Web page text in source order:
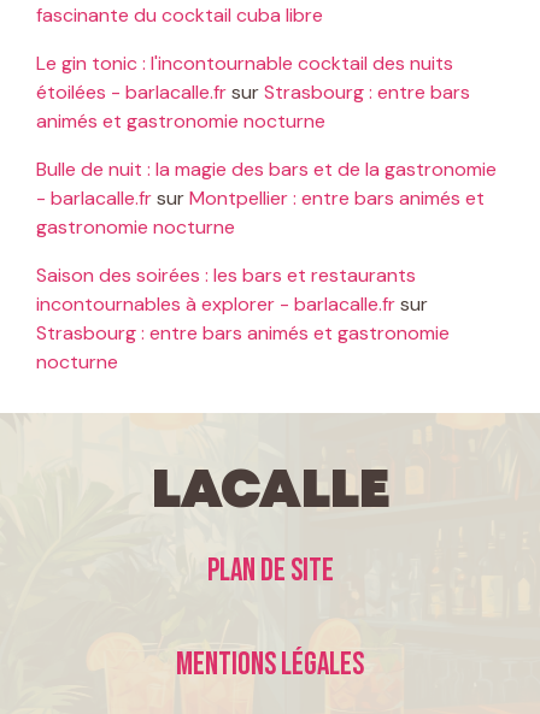
fascinante du cocktail cuba libre
Le gin tonic : l'incontournable cocktail des nuits
étoilées - barlacalle.frsurStrasbourg : entre bars
animés et gastronomie nocturne
Bulle de nuit : la magie des bars et de la gastronomie
- barlacalle.frsurMontpellier : entre bars animés et
gastronomie nocturne
Saison des soirées : les bars et restaurants
incontournables à explorer - barlacalle.frsur
Strasbourg : entre bars animés et gastronomie
nocturne
LaCalle
Plan de site
Mentions légales